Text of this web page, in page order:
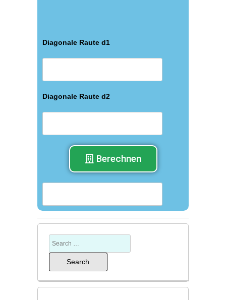
Diagonale Raute d1
Diagonale Raute d2
Berechnen